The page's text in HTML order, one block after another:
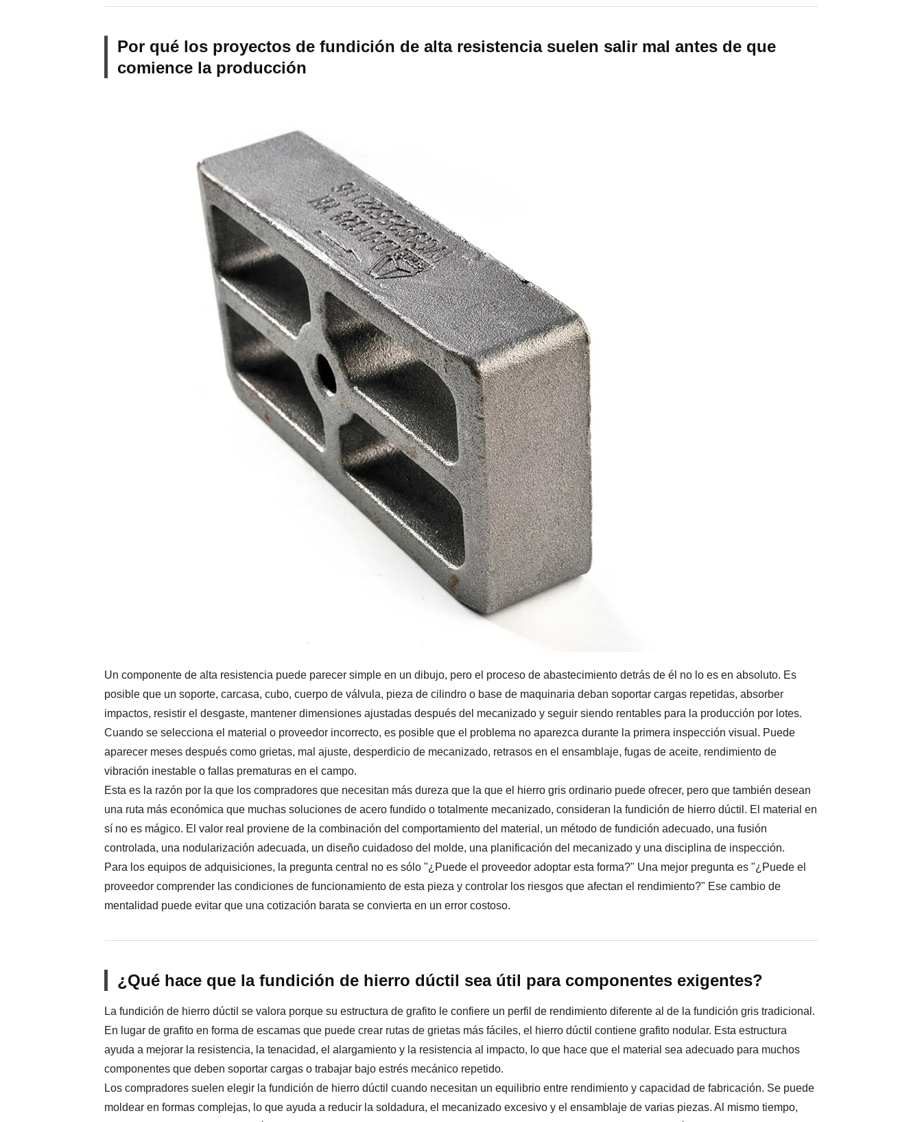
Por qué los proyectos de fundición de alta resistencia suelen salir mal antes de que
comience la producción
Un componente de alta resistencia puede parecer simple en un dibujo, pero el proceso de abastecimiento detrás de él no lo es en absoluto. Es
posible que un soporte, carcasa, cubo, cuerpo de válvula, pieza de cilindro o base de maquinaria deban soportar cargas repetidas, absorber
impactos, resistir el desgaste, mantener dimensiones ajustadas después del mecanizado y seguir siendo rentables para la producción por lotes.
Cuando se selecciona el material o proveedor incorrecto, es posible que el problema no aparezca durante la primera inspección visual. Puede
aparecer meses después como grietas, mal ajuste, desperdicio de mecanizado, retrasos en el ensamblaje, fugas de aceite, rendimiento de
vibración inestable o fallas prematuras en el campo.
Esta es la razón por la que los compradores que necesitan más dureza que la que el hierro gris ordinario puede ofrecer, pero que también desean
una ruta más económica que muchas soluciones de acero fundido o totalmente mecanizado, consideran la fundición de hierro dúctil. El material en
sí no es mágico. El valor real proviene de la combinación del comportamiento del material, un método de fundición adecuado, una fusión
controlada, una nodularización adecuada, un diseño cuidadoso del molde, una planificación del mecanizado y una disciplina de inspección.
Para los equipos de adquisiciones, la pregunta central no es sólo "¿Puede el proveedor adoptar esta forma?" Una mejor pregunta es "¿Puede el
proveedor comprender las condiciones de funcionamiento de esta pieza y controlar los riesgos que afectan el rendimiento?" Ese cambio de
mentalidad puede evitar que una cotización barata se convierta en un error costoso.
¿Qué hace que la fundición de hierro dúctil sea útil para componentes exigentes?
La fundición de hierro dúctil se valora porque su estructura de grafito le confiere un perfil de rendimiento diferente al de la fundición gris tradicional.
En lugar de grafito en forma de escamas que puede crear rutas de grietas más fáciles, el hierro dúctil contiene grafito nodular. Esta estructura
ayuda a mejorar la resistencia, la tenacidad, el alargamiento y la resistencia al impacto, lo que hace que el material sea adecuado para muchos
componentes que deben soportar cargas o trabajar bajo estrés mecánico repetido.
Los compradores suelen elegir la fundición de hierro dúctil cuando necesitan un equilibrio entre rendimiento y capacidad de fabricación. Se puede
moldear en formas complejas, lo que ayuda a reducir la soldadura, el mecanizado excesivo y el ensamblaje de varias piezas. Al mismo tiempo,